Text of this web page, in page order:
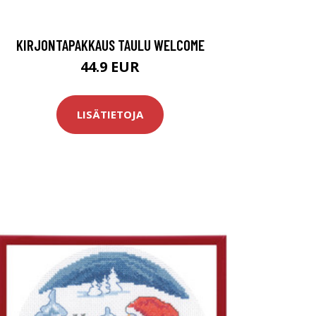
KIRJONTAPAKKAUS TAULU WELCOME
44.9 EUR
LISÄTIETOJA